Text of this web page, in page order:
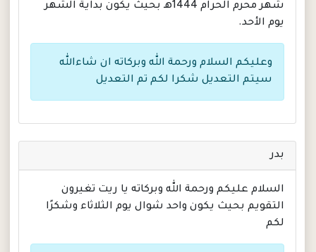
شهر محرم الحرام 1444هـ بحيث يكون بداية الشهر
يوم الأحد.
وعليكم السلام ورحمة الله وبركاته ان شاءالله
سيتم التعديل شكرا لكم تم التعديل
بدر
السلام عليكم ورحمة الله وبركاته يا ريت تغيرون
التقويم بحيث يكون واحد شوال يوم الثلاثاء وشكرًا
لكم